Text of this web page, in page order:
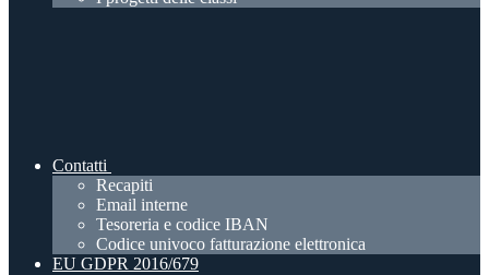
Contatti
Recapiti
Email interne
Tesoreria e codice IBAN
Codice univoco fatturazione elettronica
EU GDPR 2016/679